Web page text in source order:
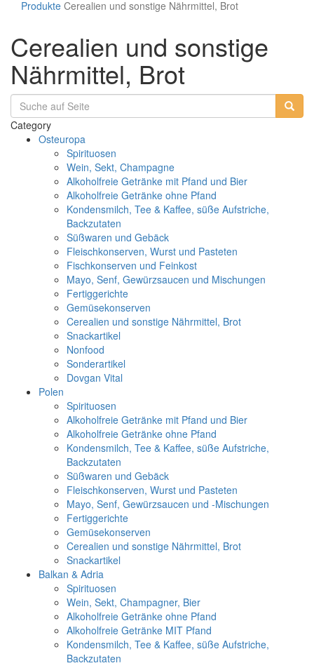
Produkte Cerealien und sonstige Nährmittel, Brot
Cerealien und sonstige
Nährmittel, Brot
Category
Osteuropa
Spirituosen
Wein, Sekt, Champagne
Alkoholfreie Getränke mit Pfand und Bier
Alkoholfreie Getränke ohne Pfand
Kondensmilch, Tee & Kaffee, süße Aufstriche,
Backzutaten
Süßwaren und Gebäck
Fleischkonserven, Wurst und Pasteten
Fischkonserven und Feinkost
Mayo, Senf, Gewürzsaucen und Mischungen
Fertiggerichte
Gemüsekonserven
Cerealien und sonstige Nährmittel, Brot
Snackartikel
Nonfood
Sonderartikel
Dovgan Vital
Polen
Spirituosen
Alkoholfreie Getränke mit Pfand und Bier
Alkoholfreie Getränke ohne Pfand
Kondensmilch, Tee & Kaffee, süße Aufstriche,
Backzutaten
Süßwaren und Gebäck
Fleischkonserven, Wurst und Pasteten
Mayo, Senf, Gewürzsaucen und -Mischungen
Fertiggerichte
Gemüsekonserven
Cerealien und sonstige Nährmittel, Brot
Snackartikel
Balkan & Adria
Spirituosen
Wein, Sekt, Champagner, Bier
Alkoholfreie Getränke ohne Pfand
Alkoholfreie Getränke MIT Pfand
Kondensmilch, Tee & Kaffee, süße Aufstriche,
Backzutaten